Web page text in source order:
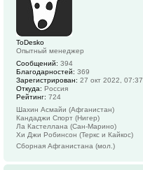
ToDesko
Опытный менеджер
Сообщений: 394
Благодарностей: 369
Зарегистрирован: 27 окт 2022, 07:37
Откуда: Россия
Рейтинг: 724
Шахин Асмайи (Афганистан)
Кандаджи Спорт (Нигер)
Ла Кастеллана (Сан-Марино)
Хи Джи Робинсон (Теркс и Кайкос)
Сборная Афганистана (мол.)